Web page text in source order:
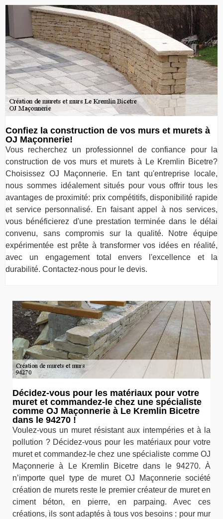
Confiez la construction de vos murs et murets à
OJ Maçonnerie!
Vous recherchez un professionnel de confiance pour la
construction de vos murs et murets à Le Kremlin Bicetre?
Choisissez OJ Maçonnerie. En tant qu'entreprise locale,
nous sommes idéalement situés pour vous offrir tous les
avantages de proximité: prix compétitifs, disponibilité rapide
et service personnalisé. En faisant appel à nos services,
vous bénéficierez d'une prestation terminée dans le délai
convenu, sans compromis sur la qualité. Notre équipe
expérimentée est prête à transformer vos idées en réalité,
avec un engagement total envers l'excellence et la
durabilité. Contactez-nous pour le devis.
Décidez-vous pour les matériaux pour votre
muret et commandez-le chez une spécialiste
comme OJ Maçonnerie à Le Kremlin Bicetre
dans le 94270 !
Voulez-vous un muret résistant aux intempéries et à la
pollution ? Décidez-vous pour les matériaux pour votre
muret et commandez-le chez une spécialiste comme OJ
Maçonnerie à Le Kremlin Bicetre dans le 94270. À
n’importe quel type de muret OJ Maçonnerie société
création de murets reste le premier créateur de muret en
ciment béton, en pierre, en parpaing. Avec ces
créations, ils sont adaptés à tous vos besoins : pour mur